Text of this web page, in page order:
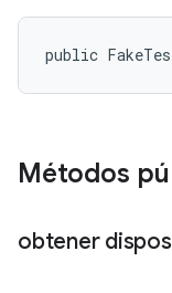
public
Métodos
obtener